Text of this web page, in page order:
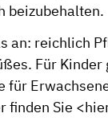
beizubehalten.
an: reichlich
Für
finden Sie